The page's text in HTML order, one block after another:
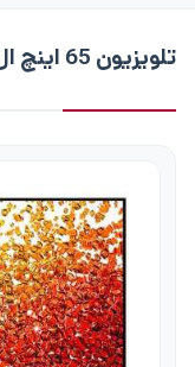
تلویزیون 65 اینچ ال جی مدل NANO90